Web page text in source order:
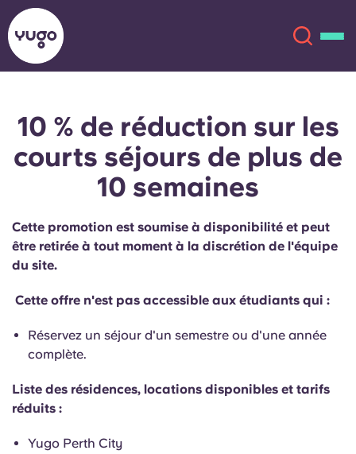
À propos
Lieux
Compte Langue
Sélectionnez un pays
Sélectionnez une ville
English (GB)
English (US)
Català Deutsch
Italian French
Portuguese
10 % de réduction sur les
courts séjours de plus de
10 semaines
Cette promotion est soumise à disponibilité et peut
être retirée à tout moment à la discrétion de l'équipe
du site.
Cette offre n'est pas accessible aux étudiants qui :
Réservez un séjour d'un semestre ou d'une année
complète.
Liste des résidences, locations disponibles et tarifs
réduits :
Yugo Perth City